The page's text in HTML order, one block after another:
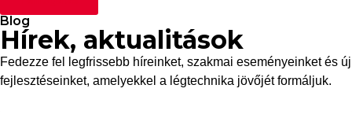
Blog
Hírek, aktualitások
Fedezze fel legfrissebb híreinket, szakmai eseményeinket és új
fejlesztéseinket, amelyekkel a légtechnika jövőjét formáljuk.